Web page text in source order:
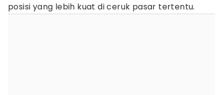
posisi yang lebih kuat di ceruk pasar tertentu.